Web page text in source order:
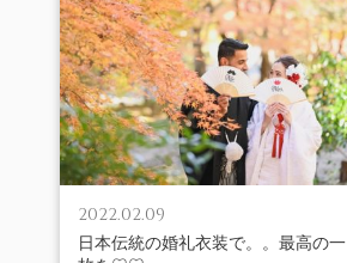
2022.02.09
日本伝統の婚礼衣装で。。最高の一